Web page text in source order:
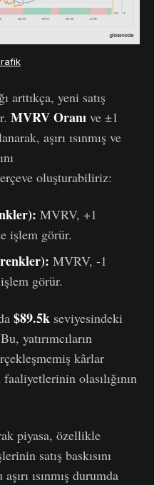
arttıkça, yeni satış
MVRV Oranı ve ±1
aşırı ısınmış ve
oluşturabiliriz:
MVRV, +1
işlem görür.
MVRV, -1
görür.
$89.5k seviyesindeki
yatırımcıların
kârlar
olasılığının
piyasa, özellikle
satış baskısını
ısınmış durumda